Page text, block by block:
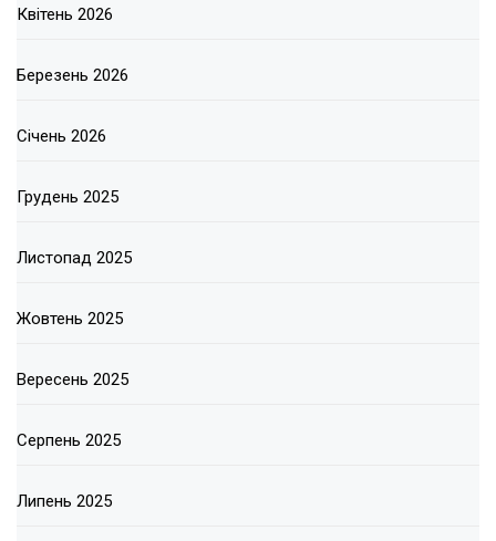
Квітень 2026
Березень 2026
Січень 2026
Грудень 2025
Листопад 2025
Жовтень 2025
Вересень 2025
Серпень 2025
Липень 2025